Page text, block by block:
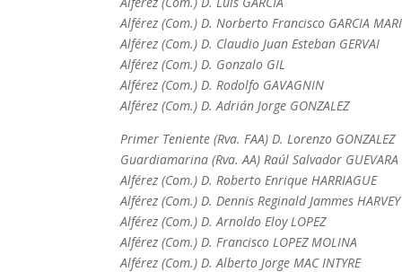
Alférez (Com.) D. Norberto Francisco GARCIA
Alférez (Com.) D. Claudio Juan Esteban GERVAI
Alférez (Com.) D. Gonzalo GIL
Alférez (Com.) D. Rodolfo GAVAGNIN
Alférez (Com.) D. Adrián Jorge GONZALEZ
Primer Teniente (Rva. FAA) D. Lorenzo GONZALEZ
Guardiamarina (Rva. AA) Raúl Salvador GUEVARA
Alférez (Com.) D. Roberto Enrique HARRIAGUE
Alférez (Com.) D. Dennis Reginald Jammes HARVEY
Alférez (Com.) D. Arnoldo Eloy LOPEZ
Alférez (Com.) D. Francisco LOPEZ MOLINA
Alférez (Com.) D. Alberto Jorge MAC INTYRE